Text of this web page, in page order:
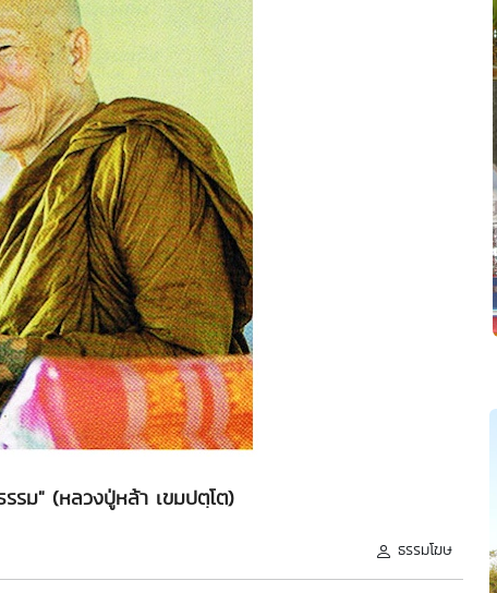
รรม" (หลวงปู่หล้า เขมปตฺโต)
ธรรมโฆษ